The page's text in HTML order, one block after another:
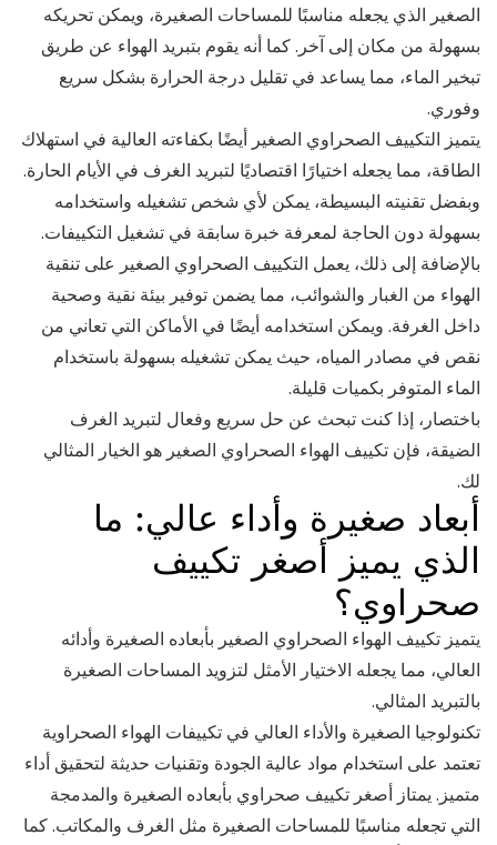
الصغير الذي يجعله مناسبًا للمساحات الصغيرة، ويمكن تحريكه
بسهولة من مكان إلى آخر. كما أنه يقوم بتبريد الهواء عن طريق
تبخير الماء، مما يساعد في تقليل درجة الحرارة بشكل سريع
وفوري.
يتميز التكييف الصحراوي الصغير أيضًا بكفاءته العالية في استهلاك
الطاقة، مما يجعله اختيارًا اقتصاديًا لتبريد الغرف في الأيام الحارة.
وبفضل تقنيته البسيطة، يمكن لأي شخص تشغيله واستخدامه
بسهولة دون الحاجة لمعرفة خبرة سابقة في تشغيل التكييفات.
بالإضافة إلى ذلك، يعمل التكييف الصحراوي الصغير على تنقية
الهواء من الغبار والشوائب، مما يضمن توفير بيئة نقية وصحية
داخل الغرفة. ويمكن استخدامه أيضًا في الأماكن التي تعاني من
نقص في مصادر المياه، حيث يمكن تشغيله بسهولة باستخدام
الماء المتوفر بكميات قليلة.
باختصار، إذا كنت تبحث عن حل سريع وفعال لتبريد الغرف
الضيقة، فإن تكييف الهواء الصحراوي الصغير هو الخيار المثالي
لك.
أبعاد صغيرة وأداء عالي: ما
الذي يميز أصغر تكييف
صحراوي؟
يتميز تكييف الهواء الصحراوي الصغير بأبعاده الصغيرة وأدائه
العالي، مما يجعله الاختيار الأمثل لتزويد المساحات الصغيرة
بالتبريد المثالي.
تكنولوجيا الصغيرة والأداء العالي في تكييفات الهواء الصحراوية
تعتمد على استخدام مواد عالية الجودة وتقنيات حديثة لتحقيق أداء
متميز. يمتاز أصغر تكييف صحراوي بأبعاده الصغيرة والمدمجة
التي تجعله مناسبًا للمساحات الصغيرة مثل الغرف والمكاتب. كما